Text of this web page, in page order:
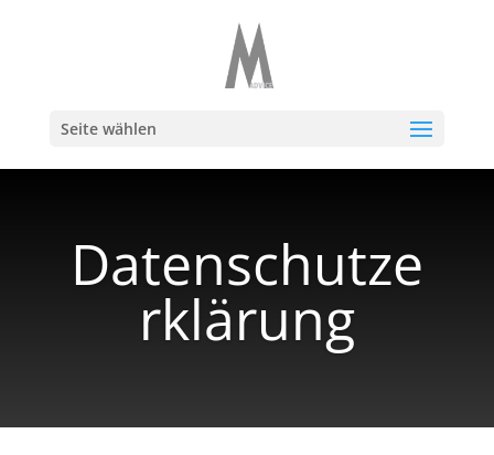
Seite wählen
Datenschutze
rklärung